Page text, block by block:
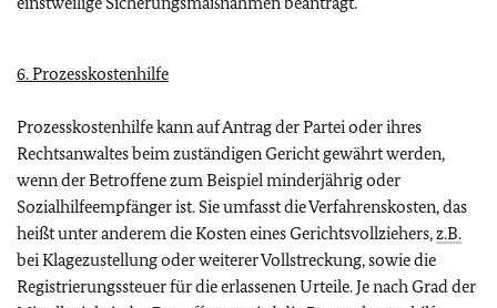
6. Prozesskostenhilfe
Prozesskostenhilfe kann auf Antrag der Partei oder ihres
Rechtsanwaltes beim zuständigen Gericht gewährt werden,
wenn der Betroffene zum Beispiel minderjährig oder
Sozialhilfeempfänger ist. Sie umfasst die Verfahrenskosten, das
heißt unter anderem die Kosten eines Gerichtsvollziehers,z.B.
bei Klagezustellung oder weiterer Vollstreckung, sowie die
Registrierungssteuer für die erlassenen Urteile. Je nach Grad der